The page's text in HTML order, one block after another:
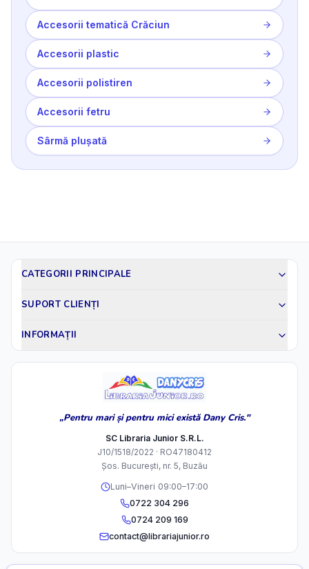
Accesorii tematică Crăciun
Accesorii plastic
Accesorii polistiren
Accesorii fetru
Sârmă plușată
CATEGORII PRINCIPALE
SUPORT CLIENȚI
INFORMAȚII
„Pentru mari și pentru mici există Dany Cris."
SC Libraria Junior S.R.L.
J10/1518/2022 · RO47180412
Șos. București, nr. 5, Buzău
Luni–Vineri 09:00–17:00
0722 304 296
0724 209 169
contact@librariajunior.ro